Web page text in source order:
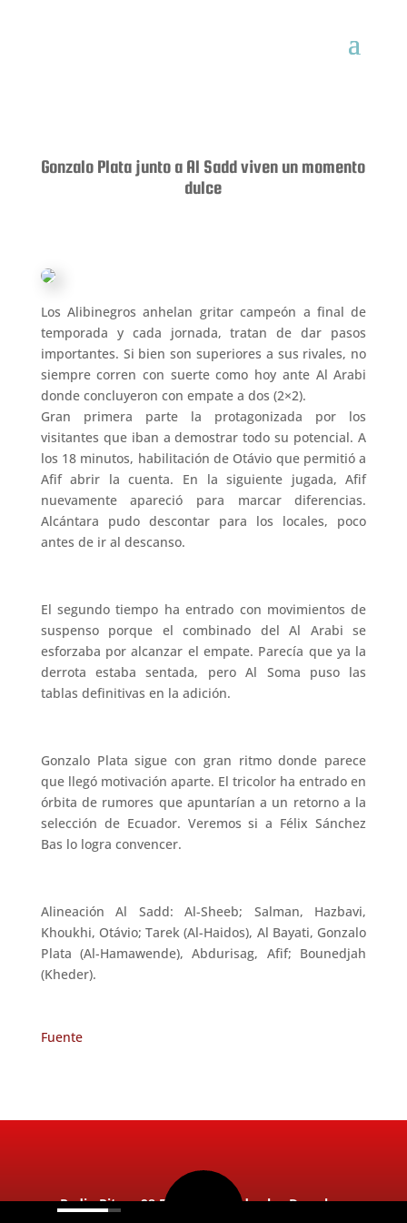
Gonzalo Plata junto a Al Sadd viven un momento
dulce
Los Alibinegros anhelan gritar campeón a final de
temporada y cada jornada, tratan de dar pasos
importantes. Si bien son superiores a sus rivales, no
siempre corren con suerte como hoy ante Al Arabi
donde concluyeron con empate a dos (2×2).
Gran primera parte la protagonizada por los
visitantes que iban a demostrar todo su potencial. A
los 18 minutos, habilitación de Otávio que permitió a
Afif abrir la cuenta. En la siguiente jugada, Afif
nuevamente apareció para marcar diferencias.
Alcántara pudo descontar para los locales, poco
antes de ir al descanso.
El segundo tiempo ha entrado con movimientos de
suspenso porque el combinado del Al Arabi se
esforzaba por alcanzar el empate. Parecía que ya la
derrota estaba sentada, pero Al Soma puso las
tablas definitivas en la adición.
Gonzalo Plata sigue con gran ritmo donde parece
que llegó motivación aparte. El tricolor ha entrado en
órbita de rumores que apuntarían a un retorno a la
selección de Ecuador. Veremos si a Félix Sánchez
Bas lo logra convencer.
Alineación Al Sadd: Al-Sheeb; Salman, Hazbavi,
Khoukhi, Otávio; Tarek (Al-Haidos), Al Bayati, Gonzalo
Plata (Al-Hamawende), Abdurisag, Afif; Bounedjah
(Kheder).
Fuente
Radio Ritmo 98.5FM 2026. Todos los Derechos